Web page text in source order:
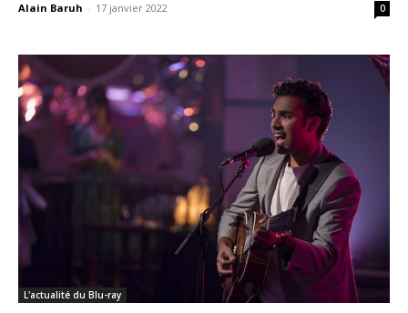
Alain Baruh - 17 janvier 2022 0
L'actualité du Blu-ray